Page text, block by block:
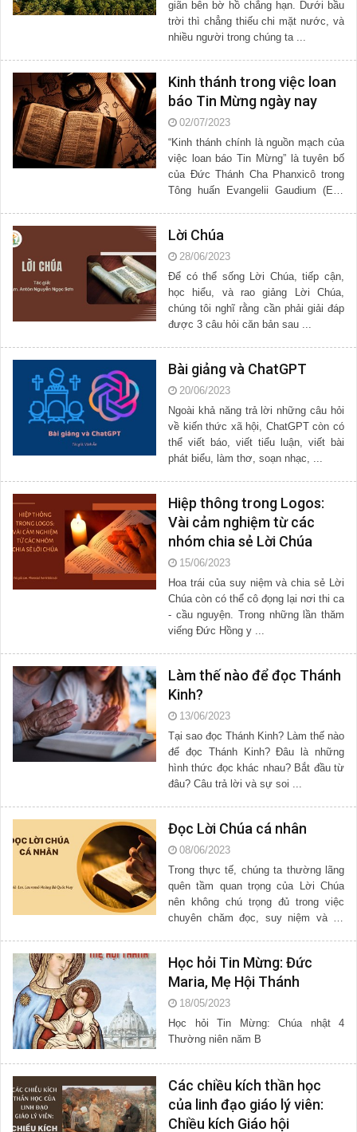
giãn bên bờ hồ chẳng hạn. Dưới bầu
trời thì chẳng thiếu chi mặt nước, và
nhiều người trong chúng ta ...
Kinh thánh trong việc loan
báo Tin Mừng ngày nay
02/07/2023
“Kinh thánh chính là nguồn mạch của
việc loan báo Tin Mừng” là tuyên bố
của Đức Thánh Cha Phanxicô trong
Tông huấn Evangelii Gaudium (EG)
Lời Chúa
28/06/2023
Để có thể sống Lời Chúa, tiếp cận,
học hiểu, và rao giảng Lời Chúa,
chúng tôi nghĩ rằng cần phải giải đáp
được 3 câu hỏi căn bản sau ...
Bài giảng và ChatGPT
20/06/2023
Ngoài khả năng trả lời những câu hỏi
về kiến thức xã hội, ChatGPT còn có
thể viết báo, viết tiểu luận, viết bài
phát biểu, làm thơ, soạn nhạc, ...
Hiệp thông trong Logos:
Vài cảm nghiệm từ các
nhóm chia sẻ Lời Chúa
15/06/2023
Hoa trái của suy niệm và chia sẻ Lời
Chúa còn có thể cô đọng lại nơi thi ca
- cầu nguyện. Trong những lần thăm
viếng Đức Hồng y ...
Làm thế nào để đọc Thánh
Kinh?
13/06/2023
Tại sao đọc Thánh Kinh? Làm thế nào
để đọc Thánh Kinh? Đâu là những
hình thức đọc khác nhau? Bắt đầu từ
đâu? Câu trả lời và sự soi ...
Đọc Lời Chúa cá nhân
08/06/2023
Trong thực tế, chúng ta thường lãng
quên tầm quan trọng của Lời Chúa
nên không chú trọng đủ trong việc
chuyên chăm đọc, suy niệm và áp
Học hỏi Tin Mừng: Đức
Maria, Mẹ Hội Thánh
18/05/2023
Học hỏi Tin Mừng: Chúa nhật 4
Thường niên năm B
Các chiều kích thần học
của linh đạo giáo lý viên:
Chiều kích Giáo hội